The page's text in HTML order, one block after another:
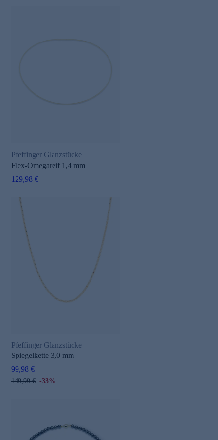
Pfeffinger Glanzstücke
Flex-Omegareif 1,4 mm
129,98 €
Pfeffinger Glanzstücke
Spiegelkette 3,0 mm
99,98 €
149,99 € -33%